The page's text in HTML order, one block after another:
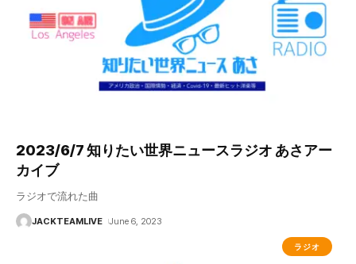
2023/6/7 知りたい世界ニュースラジオ あさアー
カイブ
ラジオで流れた曲
JACKTEAMLIVE June 6, 2023
ラジオ